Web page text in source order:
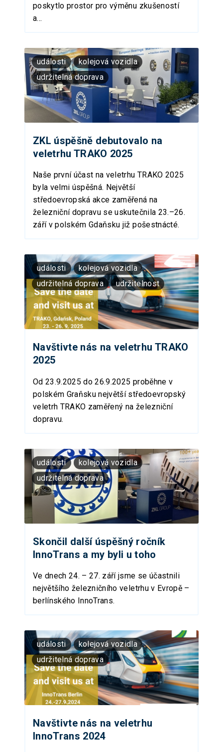
poskytlo prostor pro výměnu zkušeností
a...
události
kolejová vozidla
udržitelná doprava
ZKL úspěšně debutovalo na
veletrhu TRAKO 2025
Naše první účast na veletrhu TRAKO 2025
byla velmi úspěšná. Největší
středoevropská akce zaměřená na
železniční dopravu se uskutečnila 23.–26.
září v polském Gdaňsku již pošestnácté.
události
kolejová vozidla
udržitelná doprava
udržitelnost
Navštivte nás na veletrhu TRAKO
2025
Od 23.9.2025 do 26.9.2025 proběhne v
polském Graňsku největší středoevropský
veletrh TRAKO zaměřený na železniční
dopravu.
události
kolejová vozidla
udržitelná doprava
Skončil další úspěšný ročník
InnoTrans a my byli u toho
Ve dnech 24. – 27. září jsme se účastnili
největšího železničního veletrhu v Evropě –
berlínského InnoTrans.
události
kolejová vozidla
udržitelná doprava
Navštivte nás na veletrhu
InnoTrans 2024